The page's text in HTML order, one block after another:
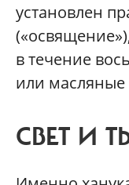
установлен
в течение
или масляные
СВЕТ И